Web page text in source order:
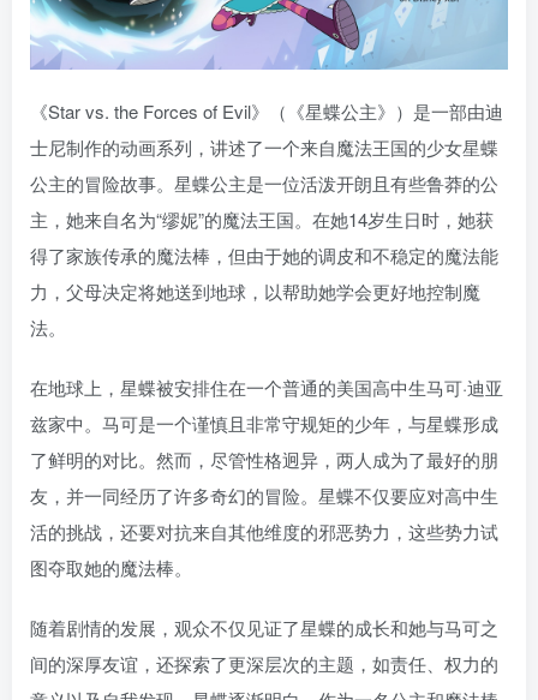
《Star vs. the Forces of Evil》（《星蝶公主》）是一部由迪
士尼制作的动画系列，讲述了一个来自魔法王国的少女星蝶
公主的冒险故事。星蝶公主是一位活泼开朗且有些鲁莽的公
主，她来自名为“缪妮”的魔法王国。在她14岁生日时，她获
得了家族传承的魔法棒，但由于她的调皮和不稳定的魔法能
力，父母决定将她送到地球，以帮助她学会更好地控制魔
法。
在地球上，星蝶被安排住在一个普通的美国高中生马可·迪亚
兹家中。马可是一个谨慎且非常守规矩的少年，与星蝶形成
了鲜明的对比。然而，尽管性格迥异，两人成为了最好的朋
友，并一同经历了许多奇幻的冒险。星蝶不仅要应对高中生
活的挑战，还要对抗来自其他维度的邪恶势力，这些势力试
图夺取她的魔法棒。
随着剧情的发展，观众不仅见证了星蝶的成长和她与马可之
间的深厚友谊，还探索了更深层次的主题，如责任、权力的